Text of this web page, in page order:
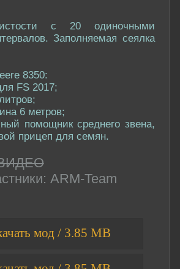
с 20 одиночными
Заполняемая сеялка
8350:
FS 2017;
6 метров;
помощник среднего звена,
прицеп для семян.
ARM-Team
мод / 3.85 MB